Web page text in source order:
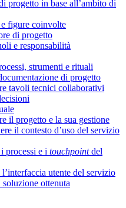
progetto in base all’ambito di
figure coinvolte
di progetto
e responsabilità
strumenti e rituali
di progetto
tavoli tecnici collaborativi
il progetto e la sua gestione
il contesto d’uso del servizio
processi e i touchpointdel
utente del servizio
ottenuta